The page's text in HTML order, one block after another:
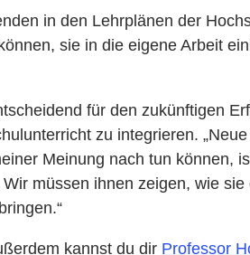
in den Lehrplänen der
sie in die eigene Arbeit
für den zukünftigen
zu integrieren.
Meinung nach tun
müssen ihnen zeigen, wie
kannst du dir Professor